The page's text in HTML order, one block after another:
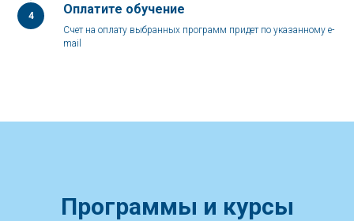
4 Оплатите обучение
Счет на оплату выбранных программ придет по указанному e-
mail
Программы и курсы